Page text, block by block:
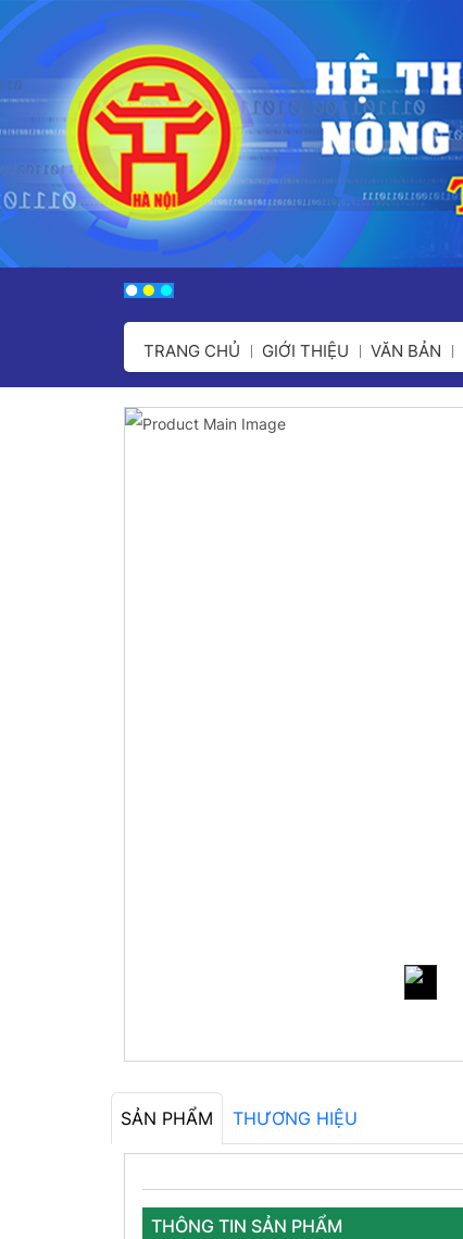
TRANG CHỦ GIỚI THIỆU VĂN BẢN
SẢN PHẨM THƯƠNG HIỆU
THÔNG TIN SẢN PHẨM